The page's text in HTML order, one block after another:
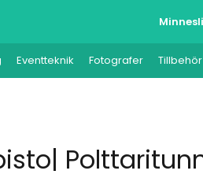
Eventteknik Fotografer Tillbehör